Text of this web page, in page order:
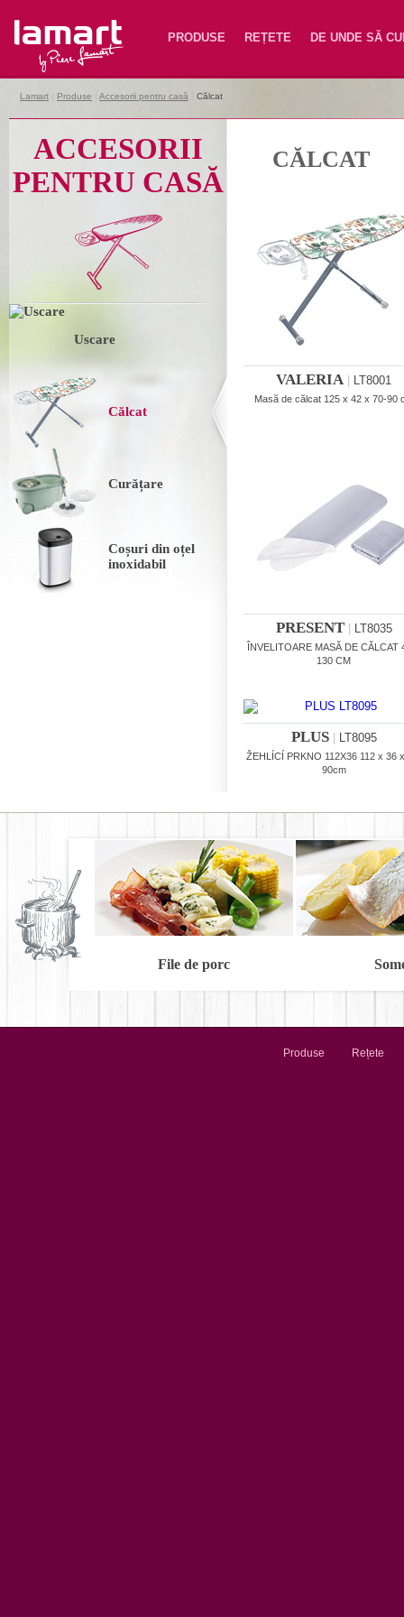
Lamart PRODUSE REȚETE DE UNDE SĂ
Lamart Produse Accesorii pentru casă Călcat
ACCESORII
PENTRU CASĂ
Uscare
Călcat
Curățare
Coșuri din oțel
inoxidabil
CĂLCAT
VALERIA LT8001
Masă de călcat 125 x 42 x 70-90
PRESENT| LT8035
ÎNVELITOARE MASĂ DE CĂLCAT
130 CM
PLUS| LT8095
ŽEHLÍCÍ PRKNO 112X36 112 x 36
90cm
File de porc
Produse Rețete